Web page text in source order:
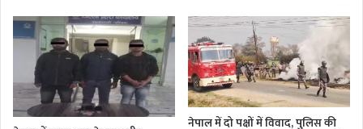
नेपाल में दो पक्षों में विवाद, पुलिस की